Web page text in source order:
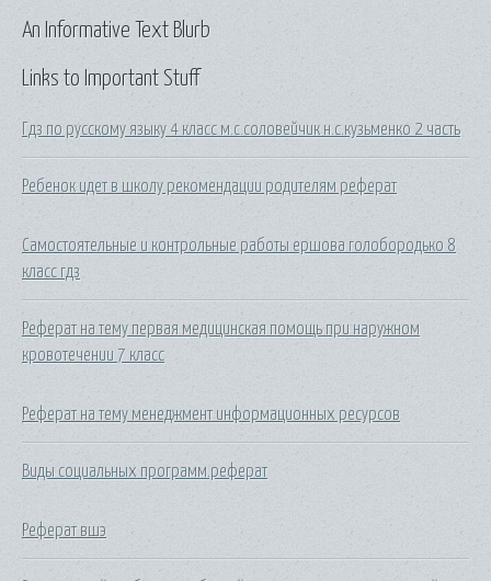
Links to Important Stuff
Гдз по русскому языку 4 класс м.с.соловейчик н.с.кузьменко 2 часть
Ребенок идет в школу рекомендации родителям реферат
Самостоятельные и контрольные работы ершова голобородько 8
класс гдз
Реферат на тему первая медицинская помощь при наружном
кровотечении 7 класс
Реферат на тему менеджмент информационных ресурсов
Виды социальных программ.реферат
Реферат вшэ
An Informative Text Blurb